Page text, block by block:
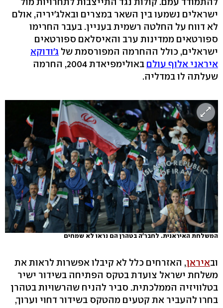
ישראלים נשמעו בין השאר במצרים ובאלג'יריה, אולם
לא דווח על החלטה רשמית בעניין. בעבר החרימו
ספורטאים ממדינות ערב והאיסלאם ספורטאים
ישראלים, כולל ההחרמה המפורסמת של ג'ודוקא
איראני אלוף עולם
באולימפיאדת 2004, החרמה
שעלתה לו במדליה.
המשלחת האיראנית. לחבר'ה בטהרן הם נראו לא שמחים
ובאיראן, האזרחים כלל לא קיבלו אפשרות לראות את
משלחת ישראל צועדת בטקס הפתיחה בשידור ישיר
בטלוויזיה הממלכתית. סביר להניח שהרשויות בטהרן
בחרו להעביר את קטעים מהטקס בשידור דחוי וערוך,